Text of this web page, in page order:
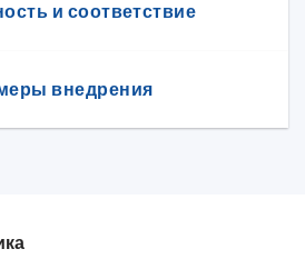
и соответствие
внедрения